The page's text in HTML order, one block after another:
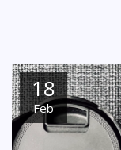
18
Feb